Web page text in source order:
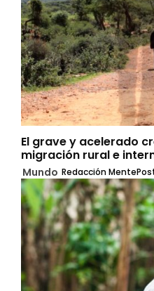
El grave y acelerado
migración rural e
Mundo Redacción